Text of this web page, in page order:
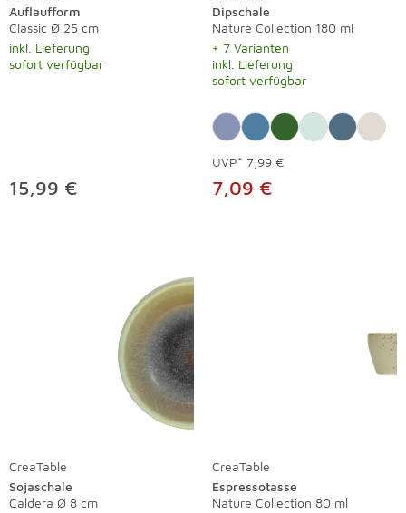
Auflaufform
Classic Ø 25 cm
inkl. Lieferung
sofort verfügbar
15,99 €
Dipschale
Nature Collection 180 ml
+ 7 Varianten
inkl. Lieferung
sofort verfügbar
UVP* 7,99 €
7,09 €
CreaTable
Sojaschale
Caldera Ø 8 cm
CreaTable
Espressotasse
Nature Collection 80 ml